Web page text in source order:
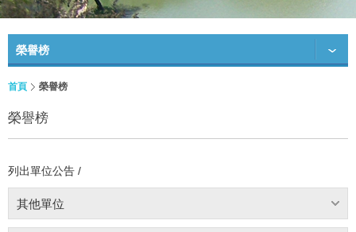
榮譽榜
首頁 榮譽榜
榮譽榜
列出單位公告 /
其他單位